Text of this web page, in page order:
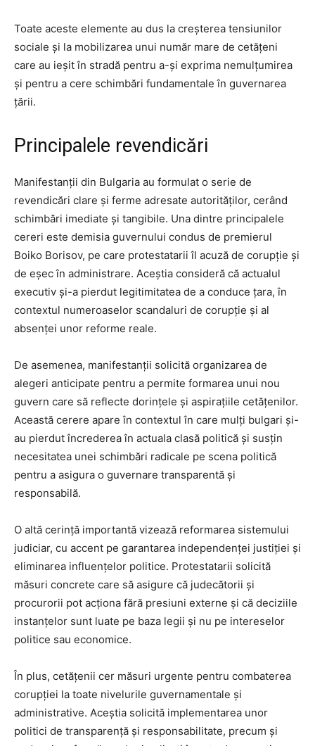
Toate aceste elemente au dus la creșterea tensiunilor
sociale și la mobilizarea unui număr mare de cetățeni
care au ieșit în stradă pentru a-și exprima nemulțumirea
și pentru a cere schimbări fundamentale în guvernarea
țării.
Principalele revendicări
Manifestanții din Bulgaria au formulat o serie de
revendicări clare și ferme adresate autorităților, cerând
schimbări imediate și tangibile. Una dintre principalele
cereri este demisia guvernului condus de premierul
Boiko Borisov, pe care protestatarii îl acuză de corupție și
de eșec în administrare. Aceștia consideră că actualul
executiv și-a pierdut legitimitatea de a conduce țara, în
contextul numeroaselor scandaluri de corupție și al
absenței unor reforme reale.
De asemenea, manifestanții solicită organizarea de
alegeri anticipate pentru a permite formarea unui nou
guvern care să reflecte dorințele și aspirațiile cetățenilor.
Această cerere apare în contextul în care mulți bulgari și-
au pierdut încrederea în actuala clasă politică și susțin
necesitatea unei schimbări radicale pe scena politică
pentru a asigura o guvernare transparentă și
responsabilă.
O altă cerință importantă vizează reformarea sistemului
judiciar, cu accent pe garantarea independenței justiției și
eliminarea influențelor politice. Protestatarii solicită
măsuri concrete care să asigure că judecătorii și
procurorii pot acționa fără presiuni externe și că deciziile
instanțelor sunt luate pe baza legii și nu pe intereselor
politice sau economice.
În plus, cetățenii cer măsuri urgente pentru combaterea
corupției la toate nivelurile guvernamentale și
administrative. Aceștia solicită implementarea unor
politici de transparență și responsabilitate, precum și